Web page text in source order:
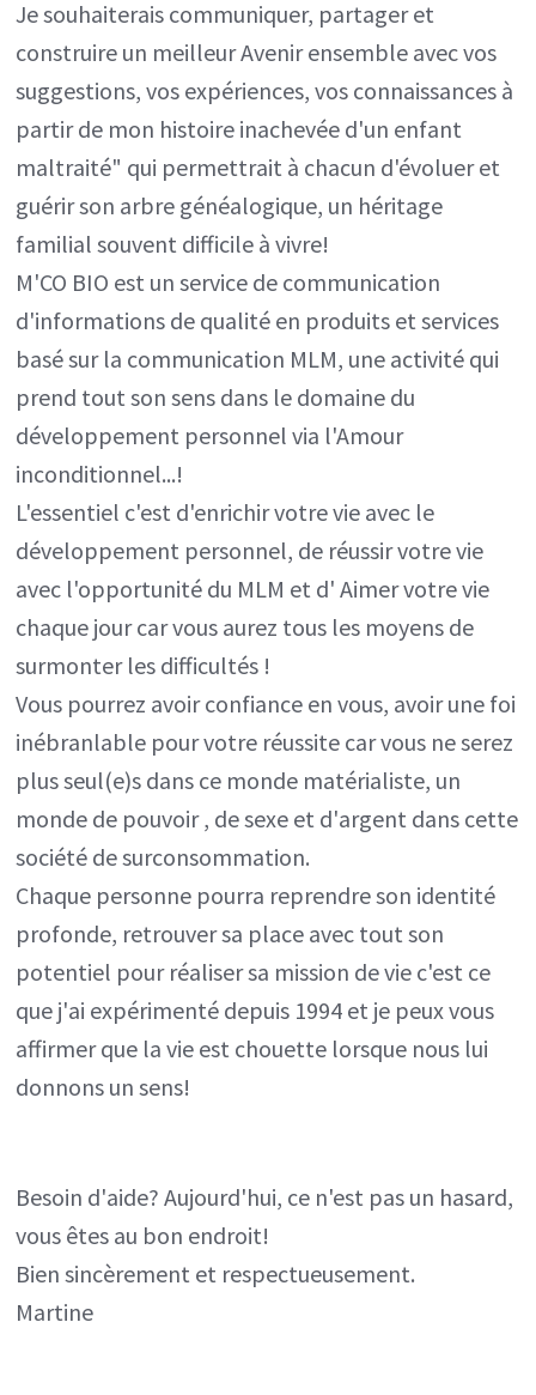
Je souhaiterais communiquer, partager et
construire un meilleur Avenir ensemble avec vos
suggestions, vos expériences, vos connaissances à
partir de mon histoire inachevée d'un enfant
maltraité" qui permettrait à chacun d'évoluer et
guérir son arbre généalogique, un héritage
familial souvent difficile à vivre!
M'CO BIO est un service de communication
d'informations de qualité en produits et services
basé sur la communication MLM, une activité qui
prend tout son sens dans le domaine du
développement personnel via l'Amour
inconditionnel...!
L'essentiel c'est d'enrichir votre vie avec le
développement personnel, de réussir votre vie
avec l'opportunité du MLM et d' Aimer votre vie
chaque jour car vous aurez tous les moyens de
surmonter les difficultés !
Vous pourrez avoir confiance en vous, avoir une foi
inébranlable pour votre réussite car vous ne serez
plus seul(e)s dans ce monde matérialiste, un
monde de pouvoir , de sexe et d'argent dans cette
société de surconsommation.
Chaque personne pourra reprendre son identité
profonde, retrouver sa place avec tout son
potentiel pour réaliser sa mission de vie c'est ce
que j'ai expérimenté depuis 1994 et je peux vous
affirmer que la vie est chouette lorsque nous lui
donnons un sens!
Besoin d'aide? Aujourd'hui, ce n'est pas un hasard,
vous êtes au bon endroit!
Bien sincèrement et respectueusement.
Martine